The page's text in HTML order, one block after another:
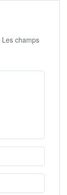
Les champs